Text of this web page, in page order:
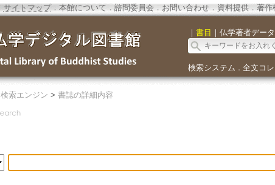
サイトマップ．本館について ． 諮問委員会． お問い合わせ． 資料提供． 著作
｜ 書目 ｜ 仏学著者デー
検索システム ． 全文コ
検索エンジン > 書誌の詳細内容